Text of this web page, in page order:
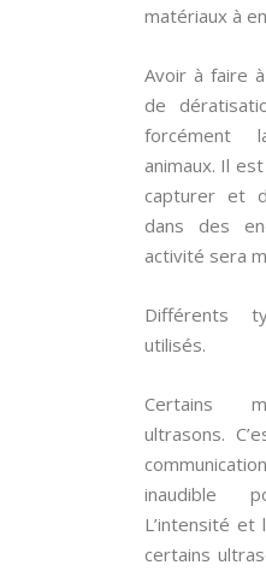
matériaux à
Avoir à faire
de
forcément
animaux. Il
capturer et
dans des
activité sera
Différents
utilisés.
Certains
ultrasons.
inaudible
L’intensité et
certains